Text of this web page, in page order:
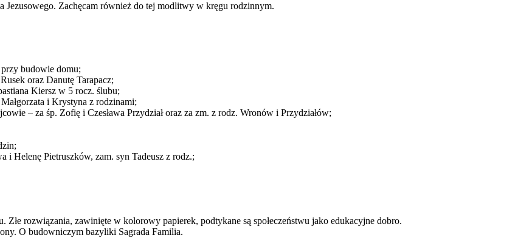
Zachęcam również do tej modlitwy w kręgu rodzinnym.
budowie domu;
oraz Danutę Tarapacz;
Kiersz w 5 rocz. ślubu;
i Krystyna z rodzinami;
– za śp. Zofię i Czesława Przydział oraz za zm. z rodz. Wronów i Przydziałów;
i Helenę Pietruszków, zam. syn Tadeusz z rodz.;
rozwiązania, zawinięte w kolorowy papierek, podtykane są społeczeństwu jako edukacyjne dobro.
O budowniczym bazyliki Sagrada Familia.